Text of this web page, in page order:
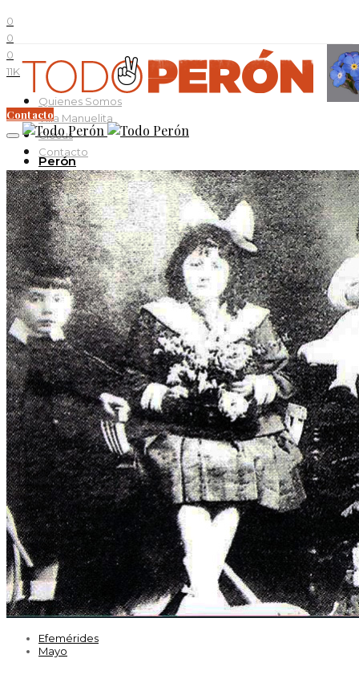
0
0
0
11K
Quienes Somos
Villa Manuelita
Ciccus
Contacto
Contacto
Perón
Evita
Documentos
Curso Evita Capitana
Videos
Efemérides
Efemérides
Mayo